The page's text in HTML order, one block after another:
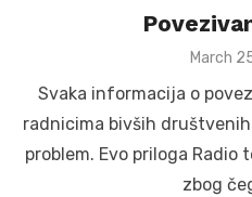
Posted
March
Svaka informacija o
radnicima bivših
problem. Evo priloga
zbog